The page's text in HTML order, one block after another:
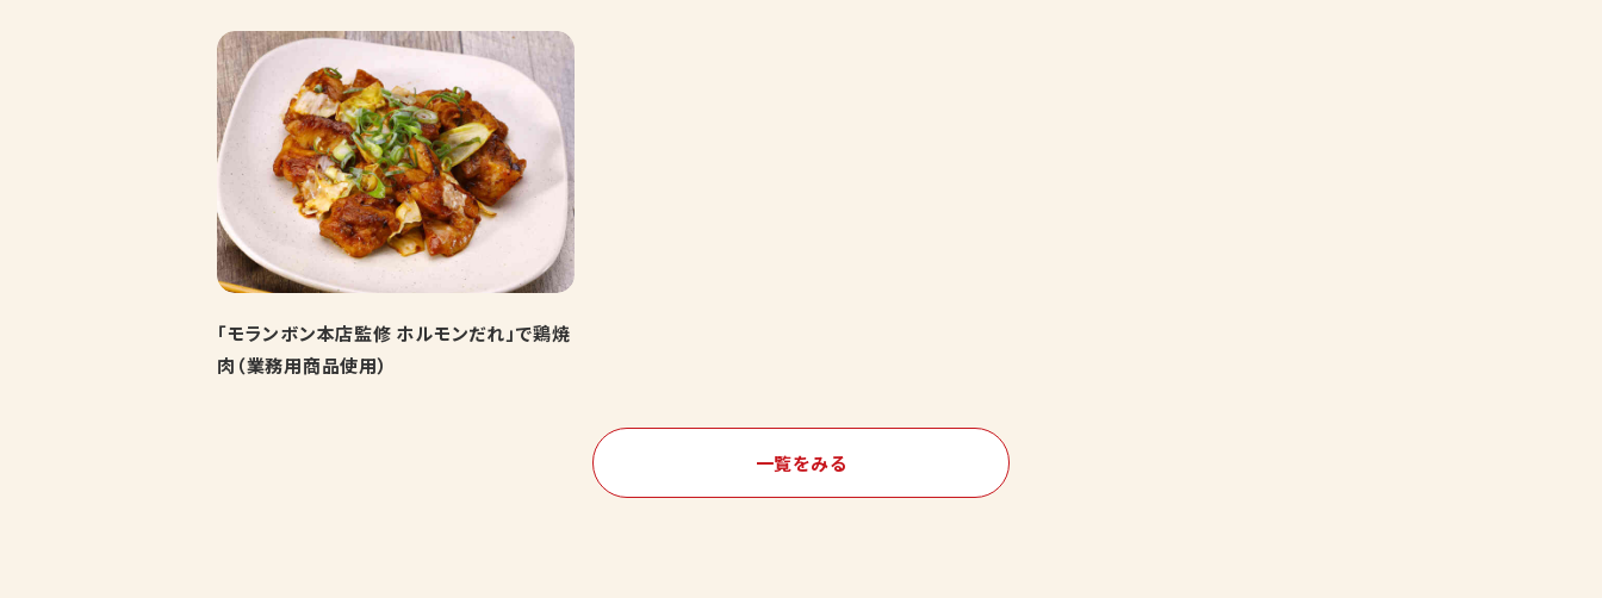
「モランボン本店監修 ホルモンだれ」で鶏焼
肉（業務用商品使用）
一覧をみる